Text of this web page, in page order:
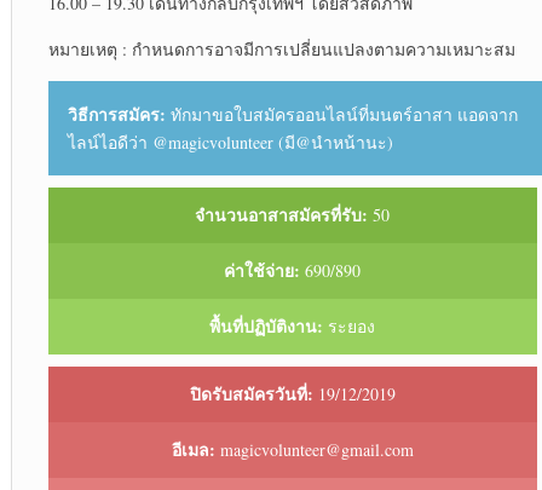
หมายเหตุ : กำหนดการอาจมีการเปลี่ยนแปลงตามความเหมาะสม
วิธีการสมัคร: ทักมาขอใบสมัครออนไลน์ที่มนตร์อาสา แอดจาก
ไลน์ไอดีว่า @magicvolunteer (มี@นำหน้านะ)
จำนวนอาสาสมัครที่รับ: 50
ค่าใช้จ่าย: 690/890
พื้นที่ปฏิบัติงาน: ระยอง
ปิดรับสมัครวันที่: 19/12/2019
อีเมล: magicvolunteer@gmail.com